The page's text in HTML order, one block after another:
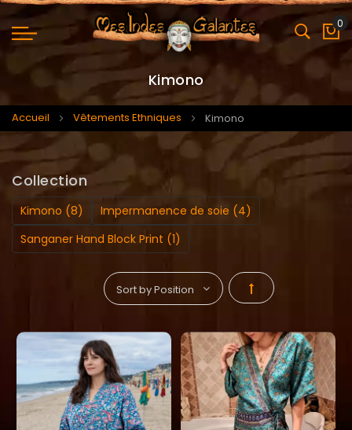
0
Kimono
Accueil Vêtements Ethniques Kimono
Par
décroissant
Collection
Kimono (8)
Impermanence de soie (4)
Sanganer Hand Block Print (1)